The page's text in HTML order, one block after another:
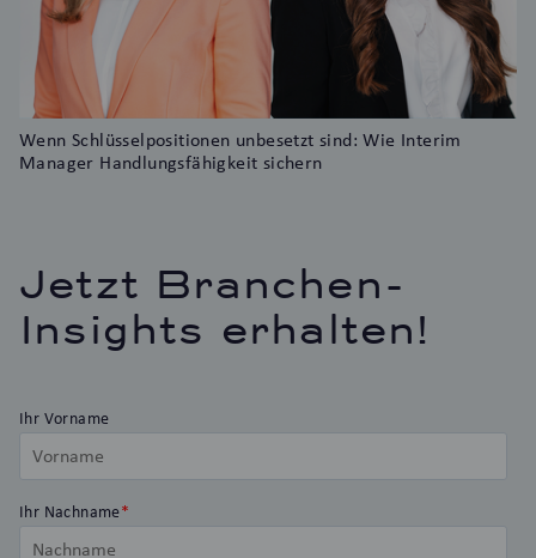
Wenn Schlüsselpositionen unbesetzt sind: Wie Interim
Manager Handlungsfähigkeit sichern
Jetzt Branchen-
Insights erhalten!
Ihr Vorname
Ihr Nachname*